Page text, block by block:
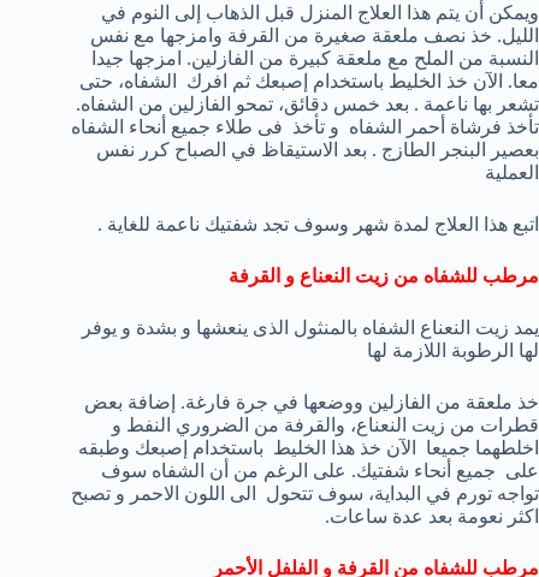
ويمكن أن يتم هذا العلاج المنزل قبل الذهاب إلى النوم في
الليل. خذ نصف ملعقة صغيرة من القرفة وامزجها مع نفس
النسبة من الملح مع ملعقة كبيرة من الفازلين. امزجها جيدا
معا. الآن خذ الخليط باستخدام إصبعك ثم افرك الشفاه، حتى
تشعر بها ناعمة . بعد خمس دقائق، تمحو الفازلين من الشفاه.
تأخذ فرشاة أحمر الشفاه و تأخذ فى طلاء جميع أنحاء الشفاه
بعصير البنجر الطازج . بعد الاستيقاظ في الصباح كرر نفس
العملية
اتبع هذا العلاج لمدة شهر وسوف تجد شفتيك ناعمة للغاية .
مرطب للشفاه من زيت النعناع و القرفة
يمد زيت النعناع الشفاه بالمنثول الذى ينعشها و بشدة و يوفر
لها الرطوبة اللازمة لها
خذ ملعقة من الفازلين ووضعها في جرة فارغة. إضافة بعض
قطرات من زيت النعناع، والقرفة من الضروري النفط و
اخلطهما جميعا الآن خذ هذا الخليط باستخدام إصبعك وطبقه
على جميع أنحاء شفتيك. على الرغم من أن الشفاه سوف
تواجه تورم في البداية، سوف تتحول الى اللون الاحمر و تصبح
اكثر نعومة بعد عدة ساعات.
مرطب للشفاه من القرفة و الفلفل الأحمر